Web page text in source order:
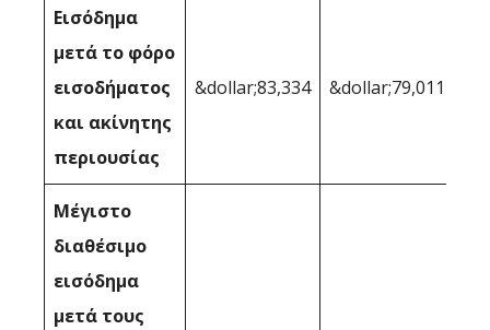
Εισόδημα
μετά το φόρο
εισοδήματος
και ακίνητης
περιουσίας
&dollar;83,334 &dollar;79,011
Μέγιστο
διαθέσιμο
εισόδημα
μετά τους